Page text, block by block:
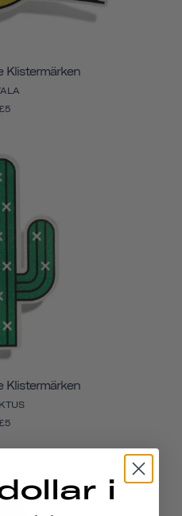
Klistermärken
Klistermärken
i